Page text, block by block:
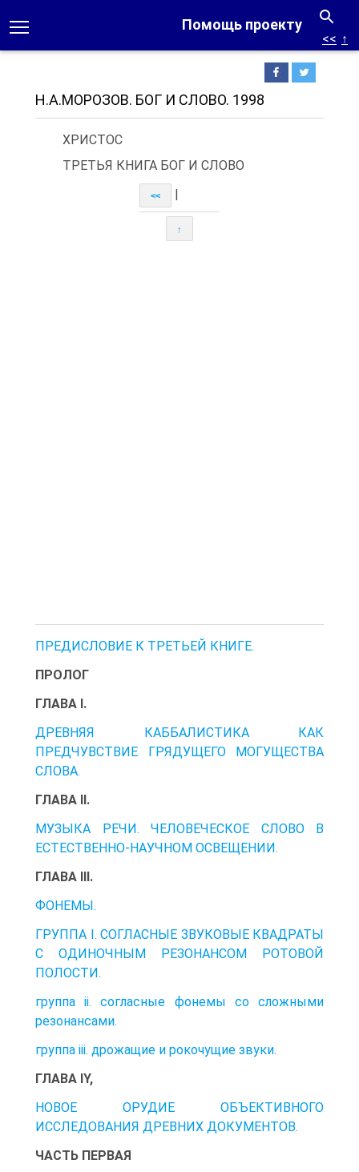
Помощь проекту
<< ↑
Н.А.МОРОЗОВ. БОГ И СЛОВО. 1998
ХРИСТОС
ТРЕТЬЯ КНИГА БОГ И СЛОВО
<<
↑
ПРЕДИСЛОВИЕ К ТРЕТЬЕЙ КНИГЕ.
ПРОЛОГ
ГЛАВА I.
ДРЕВНЯЯ КАББАЛИСТИКА КАК
ПРЕДЧУВСТВИЕ ГРЯДУЩЕГО МОГУЩЕСТВА
СЛОВА.
ГЛАВА II.
МУЗЫКА РЕЧИ. ЧЕЛОВЕЧЕСКОЕ СЛОВО В
ЕСТЕСТВЕННО-НАУЧНОМ ОСВЕЩЕНИИ.
ГЛАВА III.
ФОНЕМЫ.
ГРУППА I. СОГЛАСНЫЕ ЗВУКОВЫЕ КВАДРАТЫ
С ОДИНОЧНЫМ РЕЗОНАНСОМ РОТОВОЙ
ПОЛОСТИ.
группа ii. согласные фонемы со сложными
резонансами.
группа iii. дрожащие и рокочущие звуки.
ГЛАВА IY,
НОВОЕ ОРУДИЕ ОБЪЕКТИВНОГО
ИССЛЕДОВАНИЯ ДРЕВНИХ ДОКУМЕНТОВ.
ЧАСТЬ ПЕРВАЯ